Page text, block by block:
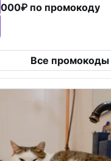
000₽ по промокоду
Все промокоды